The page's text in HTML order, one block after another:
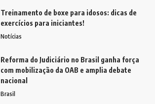
Treinamento de boxe para idosos: dicas de
exercícios para iniciantes!
Notícias
Reforma do Judiciário no Brasil ganha força
com mobilização da OAB e amplia debate
nacional
Brasil